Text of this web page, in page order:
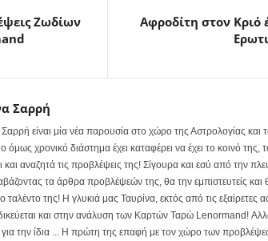
Ζωδίων
Αφροδίτη στον Κριό
Σαρρή
είναι μία νέα παρουσία στο χώρο της Αστρολογίας και
χρονικό διάστημα έχει καταφέρει να έχει το κοινό της,
και αναζητά τις προβλέψεις της! Σίγουρα και εσύ από την
τα άρθρα προβλέψεών της, θα την εμπιστευτείς και
ταλέντο της! Η γλυκιά μας Ταυρίνα, εκτός από τις εξαίρετες
και στην ανάλυση των Καρτών Ταρώ Lenormand!
την ίδια ... Η πρώτη της επαφή με τον χώρο των